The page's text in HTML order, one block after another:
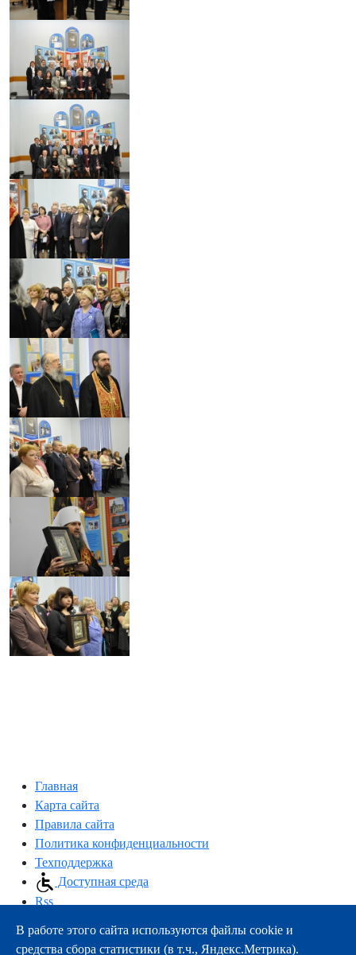
Главная
Карта сайта
Правила сайта
Политика конфиденциальности
Техподдержка
Доступная среда
Rss
163000, г.Архангельск, пр-т Троицкий, 51
В работе этого сайта используются файлы cookie и
средства сбора статистики (в т.ч., Яндекс.Метрика).